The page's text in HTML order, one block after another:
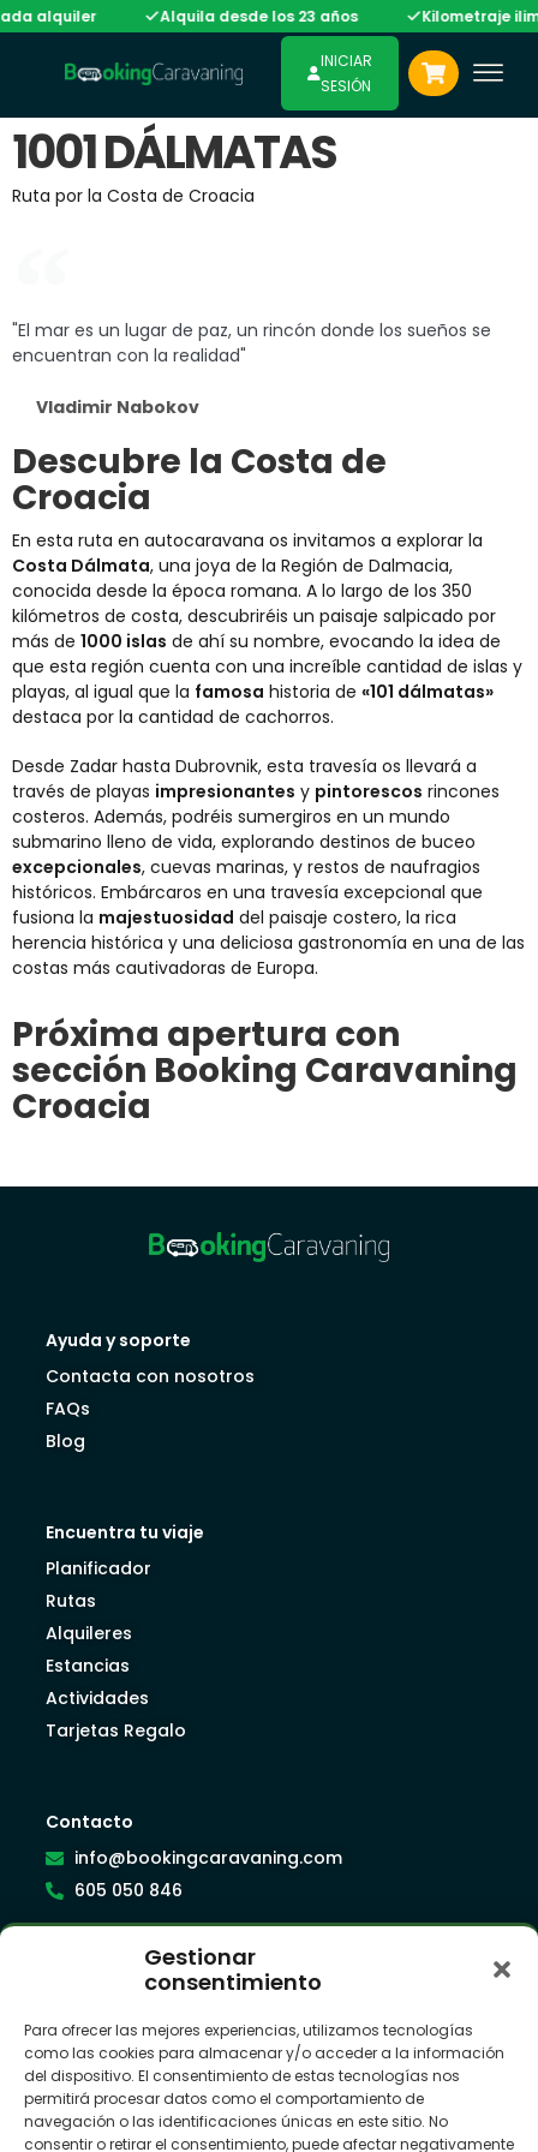
Gestionar
consentimiento
Para ofrecer las mejores experiencias, utilizamos tecnologías
como las cookies para almacenar y/o acceder a la información
del dispositivo. El consentimiento de estas tecnologías nos
permitirá procesar datos como el comportamiento de
navegación o las identificaciones únicas en este sitio. No
consentir o retirar el consentimiento, puede afectar negativamente
alquiler Alquila desde los 23 años Kilometraje
INICIAR
SESIÓN
1001 DÁLMATAS
Ruta por la Costa de Croacia
"El mar es un lugar de paz, un rincón donde los sueños se
encuentran con la realidad"
Vladimir Nabokov
Descubre la Costa de
Croacia
En esta ruta en autocaravana os invitamos a explorar la
Costa Dálmata, una joya de la Región de Dalmacia,
conocida desde la época romana. A lo largo de los 350
kilómetros de costa, descubriréis un paisaje salpicado por
más de 1000 islas de ahí su nombre, evocando la idea de
que esta región cuenta con una increíble cantidad de islas y
playas, al igual que la famosa historia de «101 dálmatas»
destaca por la cantidad de cachorros.
Desde Zadar hasta Dubrovnik, esta travesía os llevará a
través de playas impresionantes y pintorescos rincones
costeros. Además, podréis sumergiros en un mundo
submarino lleno de vida, explorando destinos de buceo
excepcionales, cuevas marinas, y restos de naufragios
históricos. Embárcaros en una travesía excepcional que
fusiona la majestuosidad del paisaje costero, la rica
herencia histórica y una deliciosa gastronomía en una de las
costas más cautivadoras de Europa.
Próxima apertura con
sección Booking Caravaning
Croacia
Ayuda y soporte
Contacta con nosotros
FAQs
Blog
Encuentra tu viaje
Planificador
Rutas
Alquileres
Estancias
Actividades
Tarjetas Regalo
Contacto
info@bookingcaravaning.com
605 050 846
Síguenos
Suscríbete a nuestra newsletter